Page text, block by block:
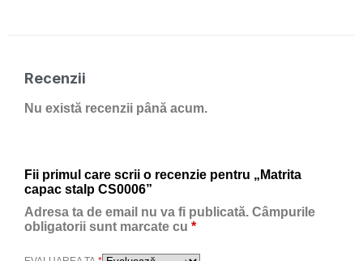
Recenzii
Nu există recenzii până acum.
Fii primul care scrii o recenzie pentru „Matrita
capac stalp CS0006”
Adresa ta de email nu va fi publicată. Câmpurile
obligatorii sunt marcate cu *